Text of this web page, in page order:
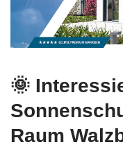
🌞
Raum